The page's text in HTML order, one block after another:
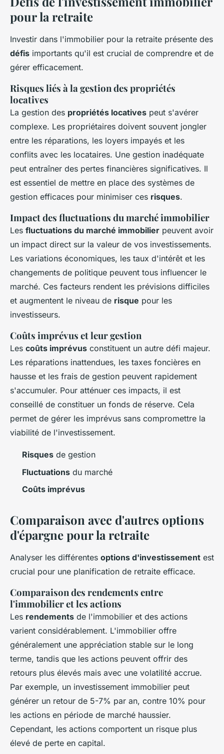
pour la retraite
Investir dans l'immobilier pour la retraite présente des
défis importants qu'il est crucial de comprendre et de
gérer efficacement.
Risques liés à la gestion des propriétés
locatives
La gestion des propriétés locatives peut s'avérer
complexe. Les propriétaires doivent souvent jongler
entre les réparations, les loyers impayés et les
conflits avec les locataires. Une gestion inadéquate
peut entraîner des pertes financières significatives. Il
est essentiel de mettre en place des systèmes de
gestion efficaces pour minimiser ces risques.
Impact des fluctuations du marché immobilier
Les fluctuations du marché immobilier peuvent avoir
un impact direct sur la valeur de vos investissements.
Les variations économiques, les taux d'intérêt et les
changements de politique peuvent tous influencer le
marché. Ces facteurs rendent les prévisions difficiles
et augmentent le niveau de risque pour les
investisseurs.
Coûts imprévus et leur gestion
Les coûts imprévus constituent un autre défi majeur.
Les réparations inattendues, les taxes foncières en
hausse et les frais de gestion peuvent rapidement
s'accumuler. Pour atténuer ces impacts, il est
conseillé de constituer un fonds de réserve. Cela
permet de gérer les imprévus sans compromettre la
viabilité de l'investissement.
Risques de gestion
Fluctuations du marché
Coûts imprévus
Comparaison avec d'autres options
d'épargne pour la retraite
Analyser les différentes options d'investissement est
crucial pour une planification de retraite efficace.
Comparaison des rendements entre
l'immobilier et les actions
Les rendements de l'immobilier et des actions
varient considérablement. L'immobilier offre
généralement une appréciation stable sur le long
terme, tandis que les actions peuvent offrir des
retours plus élevés mais avec une volatilité accrue.
Par exemple, un investissement immobilier peut
générer un retour de 5-7% par an, contre 10% pour
les actions en période de marché haussier.
Cependant, les actions comportent un risque plus
élevé de perte en capital.